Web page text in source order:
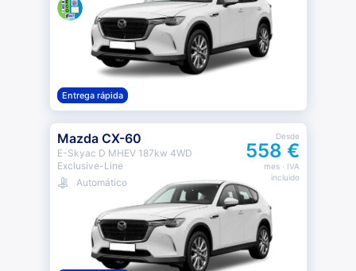
Entrega rápida
Mazda CX-60
E-Skyac D MHEV 187kw 4WD
Exclusive-Line
Automático
Desde
558 €
mes· IVA
incluido